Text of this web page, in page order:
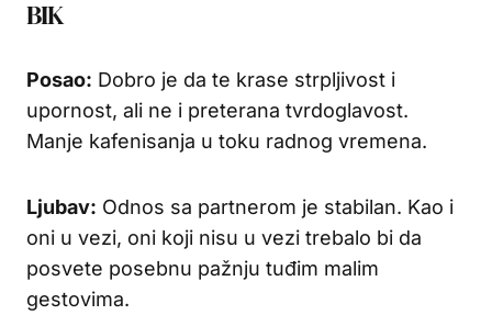
BIK
Posao: Dobro je da te krase strpljivost i
upornost, ali ne i preterana tvrdoglavost.
Manje kafenisanja u toku radnog vremena.
Ljubav: Odnos sa partnerom je stabilan. Kao i
oni u vezi, oni koji nisu u vezi trebalo bi da
posvete posebnu pažnju tuđim malim
gestovima.